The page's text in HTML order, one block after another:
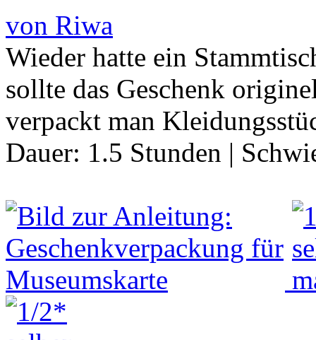
von Riwa
Wieder hatte ein
sollte das Geschenk
verpackt man
Dauer: 1.5 Stunden |